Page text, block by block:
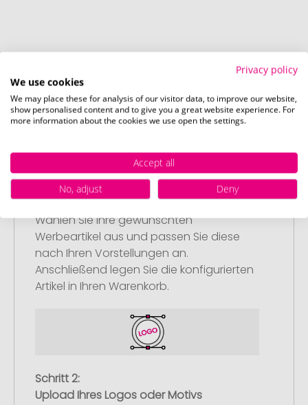
So einfach bestellen Sie Ihre Werbeartikel bei
Schritt 1:
Artikelkonfiguration
Wählen Sie Ihre gewünschten
Werbeartikel aus und passen Sie diese
nach Ihren Vorstellungen an.
Anschließend legen Sie die konfigurierten
Artikel in Ihren Warenkorb.
Schritt 2:
Upload Ihres Logos oder Motivs
Privacy policy
We use cookies
We may place these for analysis of our visitor data, to improve our website,
show personalised content and to give you a great website experience. For
more information about the cookies we use open the settings.
Accept all
No, adjust
Deny